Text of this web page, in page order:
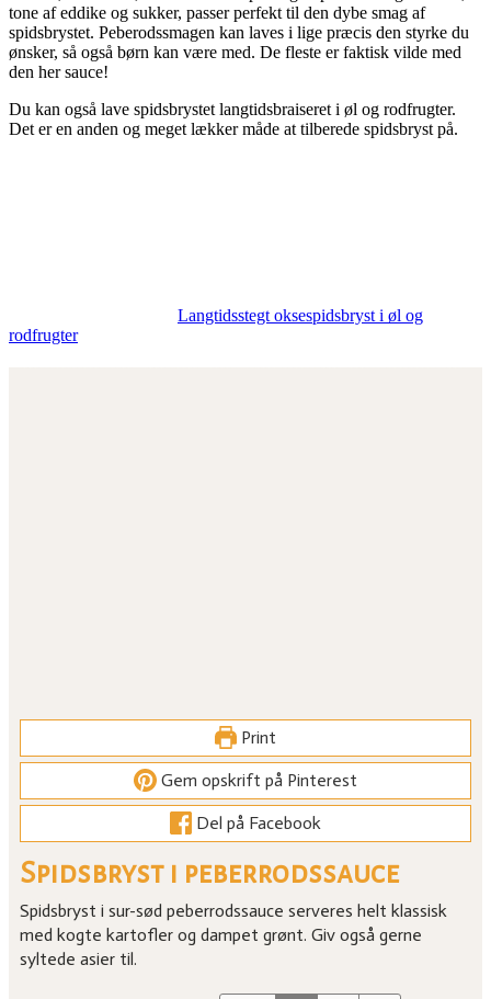
tone af eddike og sukker, passer perfekt til den dybe smag af
spidsbrystet. Peberodssmagen kan laves i lige præcis den styrke du
ønsker, så også børn kan være med. De fleste er faktisk vilde med
den her sauce!
Du kan også lave spidsbrystet langtidsbraiseret i øl og rodfrugter.
Det er en anden og meget lækker måde at tilberede spidsbryst på.
Langtidsstegt oksespidsbryst i øl og
rodfrugter
Print
Gem opskrift på Pinterest
Del på Facebook
Spidsbryst i peberrodssauce
Spidsbryst i sur-sød peberrodssauce serveres helt klassisk
med kogte kartofler og dampet grønt. Giv også gerne
syltede asier til.